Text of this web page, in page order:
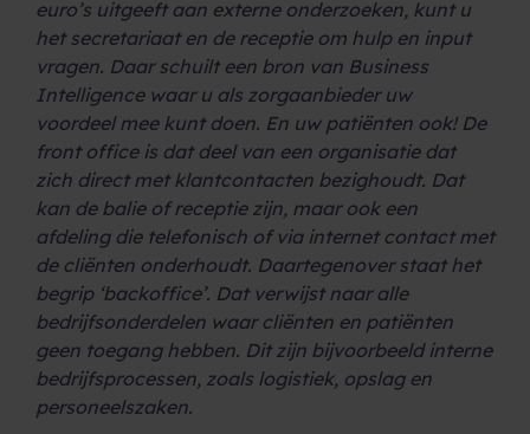
euro’s uitgeeft aan externe onderzoeken, kunt u
het secretariaat en de receptie om hulp en input
vragen. Daar schuilt een bron van Business
Intelligence waar u als zorgaanbieder uw
voordeel mee kunt doen. En uw patiënten ook! De
front office is dat deel van een organisatie dat
zich direct met klantcontacten bezighoudt. Dat
kan de balie of receptie zijn, maar ook een
afdeling die telefonisch of via internet contact met
de cliënten onderhoudt. Daartegenover staat het
begrip ‘backoffice’. Dat verwijst naar alle
bedrijfsonderdelen waar cliënten en patiënten
geen toegang hebben. Dit zijn bijvoorbeeld interne
bedrijfsprocessen, zoals logistiek, opslag en
personeelszaken.